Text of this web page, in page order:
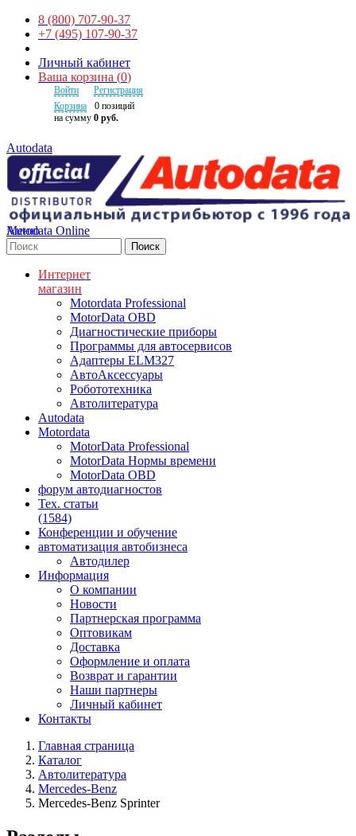
8 (800) 707-90-37
+7 (495) 107-90-37
Личный кабинет
Ваша корзина (0)
Войти
Регистрация
Корзина
0 позиций
на сумму 0 руб.
Autodata
Autodata Online
Меню
Поиск
Интернет
магазин
Motordata Professional
MotorData OBD
Диагностические приборы
Программы для автосервисов
Адаптеры ELM327
АвтоАксессуары
Робототехника
Автолитература
Autodata
Motordata
MotorData Professional
MotorData Нормы времени
MotorData OBD
форум автодиагностов
Тех. статьи
(1584)
Конференции и обучение
автоматизация автобизнеса
Автодилер
Информация
О компании
Новости
Партнерская программа
Оптовикам
Доставка
Оформление и оплата
Возврат и гарантии
Наши партнеры
Личный кабинет
Контакты
Главная страница
Каталог
Автолитература
Mercedes-Benz
Mercedes-Benz Sprinter